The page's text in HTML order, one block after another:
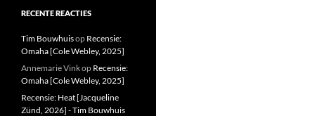
RECENTE REACTIES
Tim Bouwhuisop Recensie:
Omaha [Cole Webley, 2025]
Annemarie Vinkop Recensie:
Omaha [Cole Webley, 2025]
Recensie: Heat [Jacqueline
Zünd, 2026] - Tim Bouwhuis